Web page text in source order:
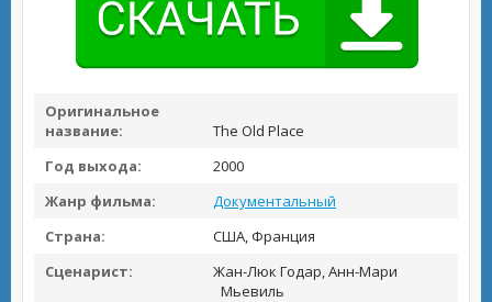
Оригинальное
название:
The Old Place
Год выхода:
2000
Жанр фильма:
Документальный
Страна:
США, Франция
Сценарист:
Жан-Люк Годар, Анн-Мари
Мьевиль